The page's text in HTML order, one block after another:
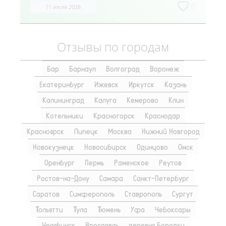
11 июля 2026
Отзывы по городам
Бар Барнаул Волгоград
Воронеж
Екатеринбург
Ижевск Иркутск
Казань
Калининград
Калуга Кемерово
Клин
Котельники
Красногорск
Краснодар
Красноярск
Липецк Москва
Нижний Новгород
Новокузнецк
Новосибирск Одинцово
Омск
Оренбург
Пермь Раменское
Реутов
Ростов-на-Дону
Самара
Санкт-Петербург
Саратов
Симферополь Ставрополь
Сургут
Тольятти
Тула Тюмень Уфа
Чебоксары